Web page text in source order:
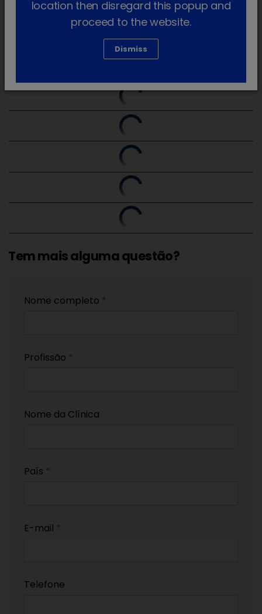
Tem mais alguma questão?
Nome completo *
Profissão *
Nome da Clínica
País *
E-mail *
Telefone
location then disregard this popup and
proceed to the website.
Dismiss